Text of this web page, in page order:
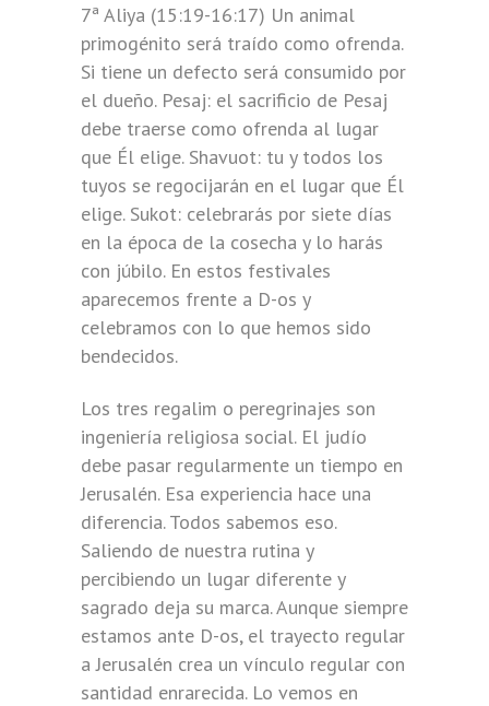
7ª Aliya (15:19-16:17) Un animal
primogénito será traído como ofrenda.
Si tiene un defecto será consumido por
el dueño. Pesaj: el sacrificio de Pesaj
debe traerse como ofrenda al lugar
que Él elige. Shavuot: tu y todos los
tuyos se regocijarán en el lugar que Él
elige. Sukot: celebrarás por siete días
en la época de la cosecha y lo harás
con júbilo. En estos festivales
aparecemos frente a D-os y
celebramos con lo que hemos sido
bendecidos.
Los tres regalim o peregrinajes son
ingeniería religiosa social. El judío
debe pasar regularmente un tiempo en
Jerusalén. Esa experiencia hace una
diferencia. Todos sabemos eso.
Saliendo de nuestra rutina y
percibiendo un lugar diferente y
sagrado deja su marca. Aunque siempre
estamos ante D-os, el trayecto regular
a Jerusalén crea un vínculo regular con
santidad enrarecida. Lo vemos en